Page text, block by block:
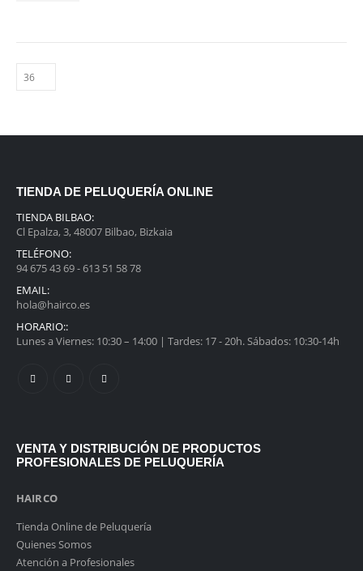
TIENDA DE PELUQUERÍA ONLINE
TIENDA BILBAO:
Cl Epalza, 3, 48007 Bilbao, Bizkaia
TELÉFONO:
94 675 43 69 - 613 51 58 78
EMAIL:
hola@hairco.es
HORARIO::
Lunes a Viernes: 10:30 – 14:00 | Tardes: 17 - 20h. Sábados: 10:30-14h
VENTA Y DISTRIBUCIÓN DE PRODUCTOS
PROFESIONALES DE PELUQUERÍA
HAIRCO
Tienda Online de Peluquería
Quienes Somos
Atención a Profesionales